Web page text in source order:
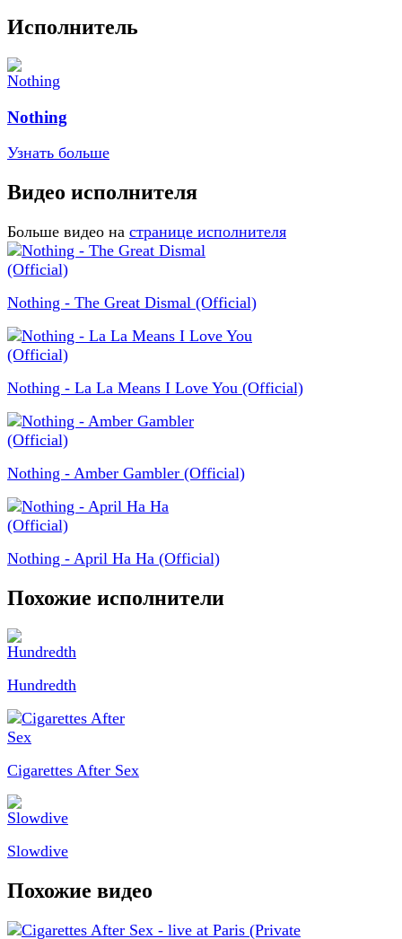
Исполнитель
Nothing
Узнать больше
Видео исполнителя
Больше видео на странице исполнителя
Nothing - The Great Dismal (Official)
Nothing - La La Means I Love You (Official)
Nothing - Amber Gambler (Official)
Nothing - April Ha Ha (Official)
Похожие исполнители
Hundredth
Cigarettes After Sex
Slowdive
Похожие видео